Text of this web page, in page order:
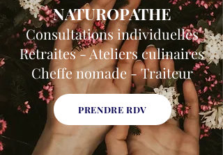
NATUROPATHE
Consultations individuelles
Retraites - Ateliers culinaires
Cheffe nomade - Traiteur
PRENDRE RDV